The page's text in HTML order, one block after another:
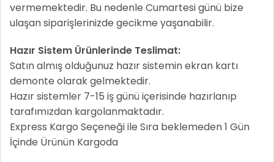
vermemektedir. Bu nedenle Cumartesi günü bize
ulaşan siparişlerinizde gecikme yaşanabilir.
Hazır Sistem Ürünlerinde Teslimat:
Satın almış olduğunuz hazır sistemin ekran kartı
demonte olarak gelmektedir.
Hazır sistemler 7-15 iş günü içerisinde hazırlanıp
tarafımızdan kargolanmaktadır.
Express Kargo Seçeneği ile Sıra beklemeden 1 Gün
İçinde Ürünün Kargoda